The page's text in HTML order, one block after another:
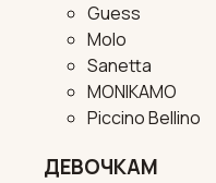
Guess
Molo
Sanetta
MONIKAMO
Piccino Bellino
ДЕВОЧКАМ